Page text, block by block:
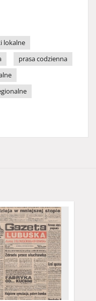
lokalne
prasa codzienna